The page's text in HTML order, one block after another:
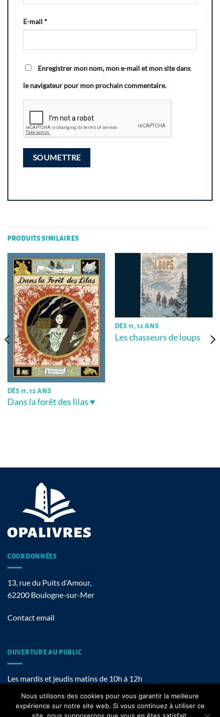
E-mail *
Enregistrer mon nom, mon e-mail et mon site dans
le navigateur pour mon prochain commentaire.
PRODUITS SIMILAIRES
DÈS 11, 12 ANS
Dans la forêt des lilas ♥
DÈS 11, 12 ANS
Les chasseurs de loups
COORDONNÉES
13, rue du Puits d’Amour,
62200 Boulogne-sur-Mer
Contact email
OUVERTURE AU PUBLIC
Les mardis et jeudis matins de 10h à 12h
Nous utilisons des cookies pour vous garantir la meilleure
expérience sur notre site web. Si vous continuez à utiliser ce